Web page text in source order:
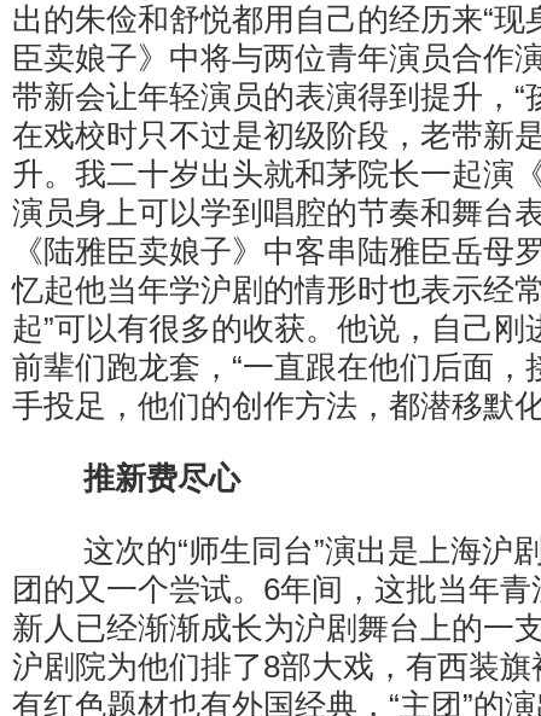
出的朱俭和舒悦都用自己的经历来“现
臣卖娘子》中将与两位青年演员合作
带新会让年轻演员的表演得到提升，“
在戏校时只不过是初级阶段，老带新
升。我二十岁出头就和茅院长一起演
演员身上可以学到唱腔的节奏和舞台
《陆雅臣卖娘子》中客串陆雅臣岳母
忆起他当年学沪剧的情形时也表示经
起”可以有很多的收获。他说，自己
前辈们跑龙套，“一直跟在他们后面，
手投足，他们的创作方法，都潜移默
推新费尽心
这次的“师生同台”演出是上海沪
团的又一个尝试。6年间，这批当年
新人已经渐渐成长为沪剧舞台上的一
沪剧院为他们排了8部大戏，有西装
有红色题材也有外国经典，“主团”的